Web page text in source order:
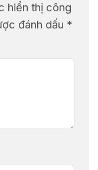
hiển thị công
đánh dấu *